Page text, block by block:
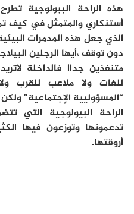
هذه الراحة الببولوجية
أستنكاري والمتمثل في كيف
الذي جعل هذه المدمرات
دون توقف ،أيها الرجلين
متنفذين جداا فالداخلة
للغات ولا ملاعب للقرب
“المسؤوليية الإجتماعية”
الراحة البيولوجية التي
تدعمونها وتوزعون فيها
أروقتها.